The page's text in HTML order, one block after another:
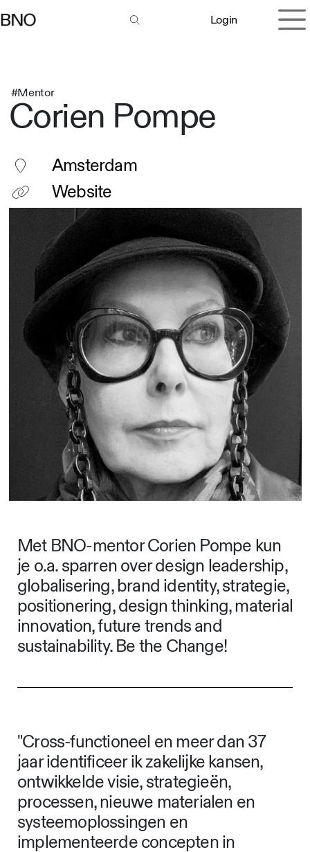
Login
#Mentor
Corien Pompe
Amsterdam
Website
Met BNO-mentor Corien Pompe kun
je o.a. sparren over design leadership,
globalisering, brand identity, strategie,
positionering, design thinking, material
innovation, future trends and
sustainability. Be the Change!
"Cross-functioneel en meer dan 37
jaar identificeer ik zakelijke kansen,
ontwikkelde visie, strategieën,
processen, nieuwe materialen en
systeemoplossingen en
implementeerde concepten in